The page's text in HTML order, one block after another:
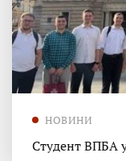
НОВИНИ
Студент ВПБА